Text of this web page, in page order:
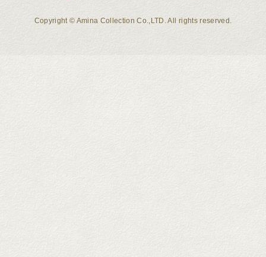
Copyright © Amina Collection Co.,LTD. All rights reserved.